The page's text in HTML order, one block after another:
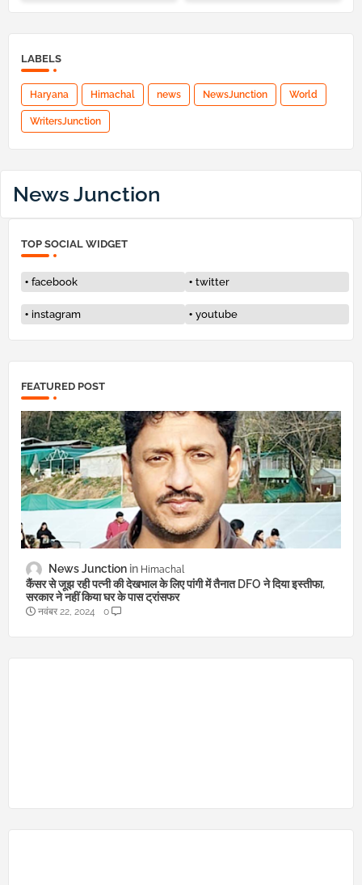
LABELS
Haryana Himachal news NewsJunction World
WritersJunction
News Junction
TOP SOCIAL WIDGET
facebook twitter
instagram youtube
FEATURED POST
News Junction Himachal
कैंसर से जूझ रही पत्नी की देखभाल के लिए पांगी में तैनात DFO ने दिया इस्तीफा,
सरकार ने नहीं किया घर के पास ट्रांसफर
नवंबर 22, 2024 0